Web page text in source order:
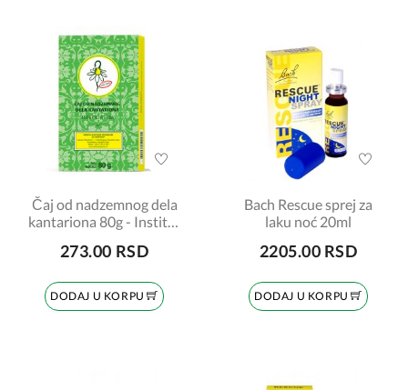
Čaj od nadzemnog dela
kantariona 80g - Institut
273.00 RSD
DODAJ U KORPU
Bach Rescue sprej za
laku noć 20ml
2205.00 RSD
DODAJ U KORPU